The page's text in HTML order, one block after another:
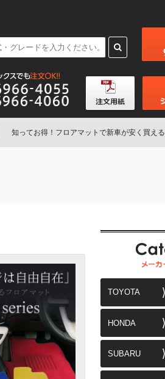
知ってお得！ フロアマットで新車が安く買える
TOYOTA
HONDA
SUBARU